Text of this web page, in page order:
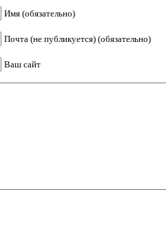
Имя (обязательно)
Почта (не публикуется) (обязательно)
Ваш сайт